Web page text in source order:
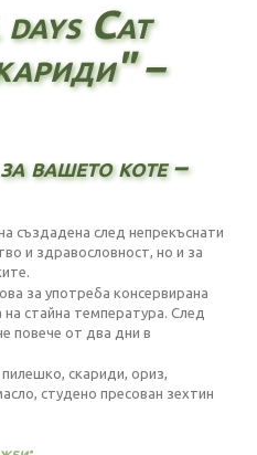
Cat
–
вашето коте –
създадена след непрекъснати
и здравословност, но и за
за употреба консервирана
стайна температура. След
повече от два дни в
скариди, ориз,
студено пресован зехтин